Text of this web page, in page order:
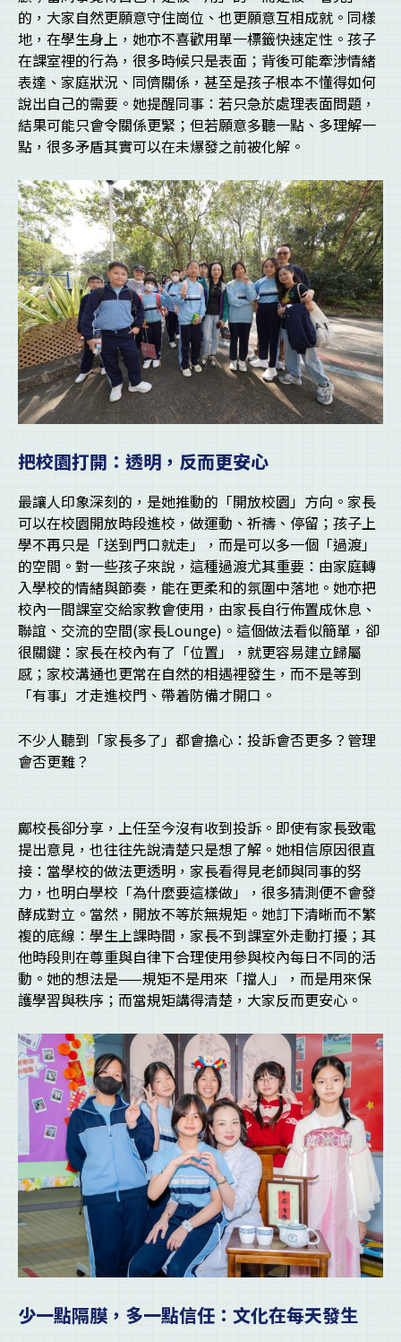
的，大家自然更願意守住崗位、也更願意互相成就。同樣
地，在學生身上，她亦不喜歡用單一標籤快速定性。孩子
在課室裡的行為，很多時候只是表面；背後可能牽涉情緒
表達、家庭狀況、同儕關係，甚至是孩子根本不懂得如何
說出自己的需要。她提醒同事：若只急於處理表面問題，
結果可能只會令關係更緊；但若願意多聽一點、多理解一
點，很多矛盾其實可以在未爆發之前被化解。
把校園打開：透明，反而更安心
最讓人印象深刻的，是她推動的「開放校園」方向。家長
可以在校園開放時段進校，做運動、祈禱、停留；孩子上
學不再只是「送到門口就走」，而是可以多一個「過渡」
的空間。對一些孩子來說，這種過渡尤其重要：由家庭轉
入學校的情緒與節奏，能在更柔和的氛圍中落地。她亦把
校內一間課室交給家教會使用，由家長自行佈置成休息、
聯誼、交流的空間(家長Lounge)。這個做法看似簡單，卻
很關鍵：家長在校內有了「位置」，就更容易建立歸屬
感；家校溝通也更常在自然的相遇裡發生，而不是等到
「有事」才走進校門、帶着防備才開口。
不少人聽到「家長多了」都會擔心：投訴會否更多？管理
會否更難？
鄺校長卻分享，上任至今沒有收到投訴。即使有家長致電
提出意見，也往往先說清楚只是想了解。她相信原因很直
接：當學校的做法更透明，家長看得見老師與同事的努
力，也明白學校「為什麼要這樣做」，很多猜測便不會發
酵成對立。當然，開放不等於無規矩。她訂下清晰而不繁
複的底線：學生上課時間，家長不到課室外走動打擾；其
他時段則在尊重與自律下合理使用參與校內每日不同的活
動。她的想法是——規矩不是用來「擋人」，而是用來保
護學習與秩序；而當規矩講得清楚，大家反而更安心。
少一點隔膜，多一點信任：文化在每天發生